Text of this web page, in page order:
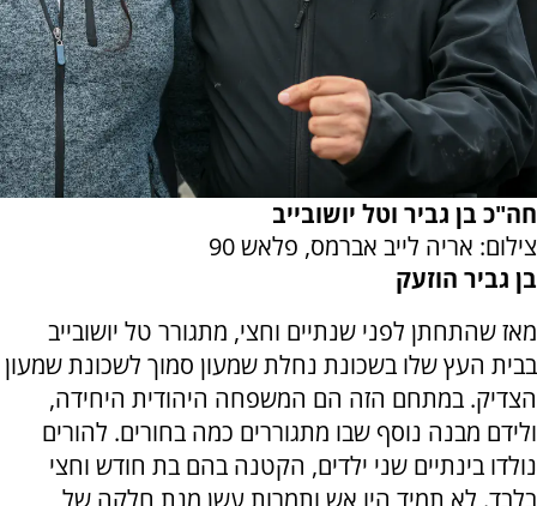
חה"כ בן גביר וטל יושובייב
צילום: אריה לייב אברמס, פלאש 90
בן גביר הוזעק
מאז שהתחתן לפני שנתיים וחצי, מתגורר טל יושובייב
בבית העץ שלו בשכונת נחלת שמעון סמוך לשכונת שמעון
הצדיק. במתחם הזה הם המשפחה היהודית היחידה,
ולידם מבנה נוסף שבו מתגוררים כמה בחורים. להורים
נולדו בינתיים שני ילדים, הקטנה בהם בת חודש וחצי